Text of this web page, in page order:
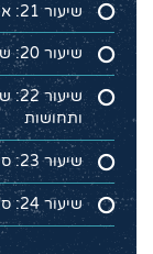
שיעור 21: איך להוציא את המקסימום מהמולטי שלך
שיעור 20: שירשור אפקטים
ותחושות
שיעור 23: סטאפים שונים לפי סגנונות
שיעור 24: סיכום